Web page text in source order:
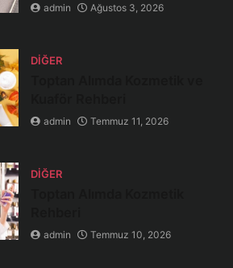
admin Ağustos 3, 2026
DIĞER
admin Temmuz 11, 2026
DIĞER
admin Temmuz 10, 2026